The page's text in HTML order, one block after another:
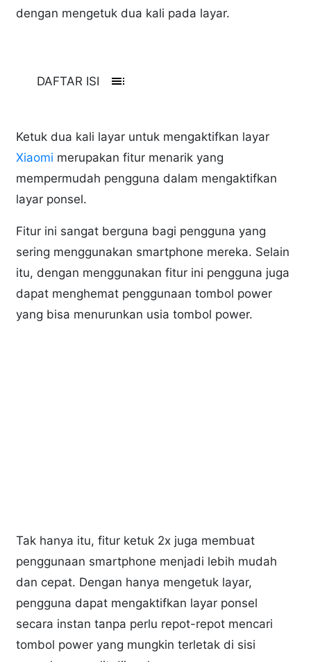
dengan mengetuk dua kali pada layar.
DAFTAR ISI toc
Ketuk dua kali layar untuk mengaktifkan layar
Xiaomi merupakan fitur menarik yang
mempermudah pengguna dalam mengaktifkan
layar ponsel.
Fitur ini sangat berguna bagi pengguna yang
sering menggunakan smartphone mereka. Selain
itu, dengan menggunakan fitur ini pengguna juga
dapat menghemat penggunaan tombol power
yang bisa menurunkan usia tombol power.
Tak hanya itu, fitur ketuk 2x juga membuat
penggunaan smartphone menjadi lebih mudah
dan cepat. Dengan hanya mengetuk layar,
pengguna dapat mengaktifkan layar ponsel
secara instan tanpa perlu repot-repot mencari
tombol power yang mungkin terletak di sisi